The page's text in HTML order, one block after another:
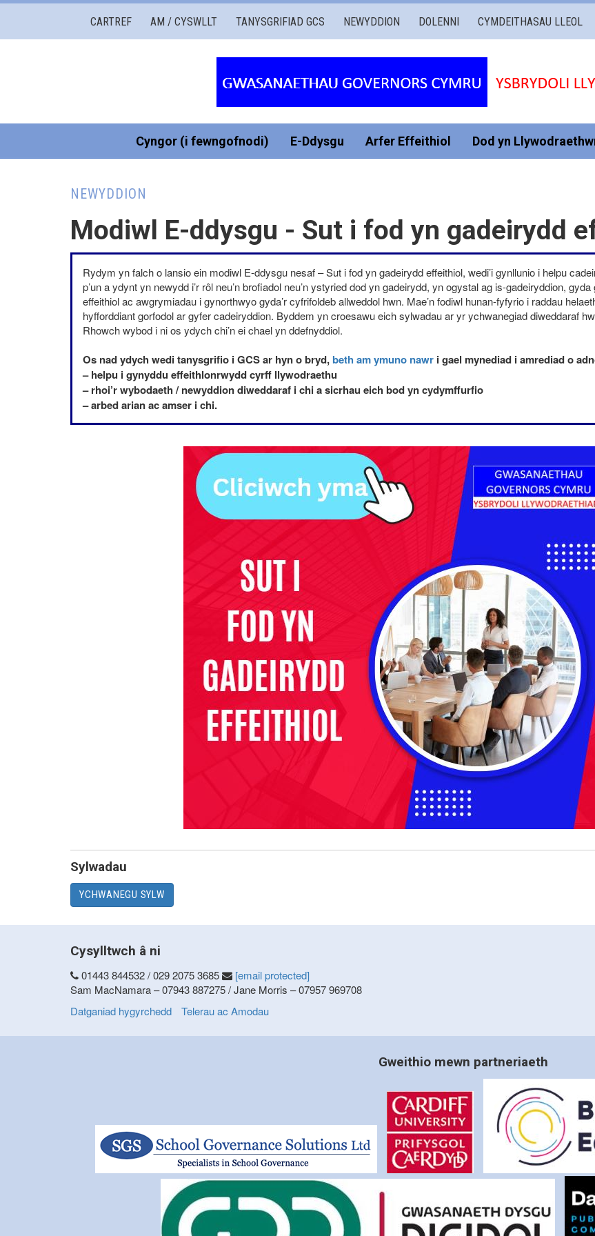
Gwasanaethau
Governors
CARTREF AM / CYSWLLT TANYSGRIFIAD GCS NEWYDDION DOLENNI CYMDEITHASAU LLEOL
Cyngor (i fewngofnodi) E-Ddysgu Arfer Effeithiol Dod yn
NEWYDDION
Modiwl E-ddysgu - Sut i fod yn gadeirydd
Rydym yn falch o lansio ein modiwl E-ddysgu nesaf – Sut i fod yn gadeirydd effeithiol, wedi’i gynllunio i helpu
p’un a ydynt yn newydd i’r rôl neu’n brofiadol neu’n ystyried dod yn gadeirydd, yn ogystal ag is-gadeiryddion,
effeithiol ac awgrymiadau i gynorthwyo gyda’r cyfrifoldeb allweddol hwn. Mae’n fodiwl hunan-fyfyrio i raddau
hyfforddiant gorfodol ar gyfer cadeiryddion. Byddem yn croesawu eich sylwadau ar yr ychwanegiad diweddaraf
Rhowch wybod i ni os ydych chi’n ei chael yn ddefnyddiol.
Os nad ydych wedi tanysgrifio iGCSar hyn o bryd,beth am ymuno nawr i gael mynediad i amrediad o
– helpu i gynyddu effeithlonrwydd cyrff llywodraethu
– rhoi’r wybodaeth / newyddion diweddaraf i chi a sicrhau eich bod yn cydymffurfio
– arbed arian ac amser i chi.
Sylwadau
YCHWANEGU SYLW
Cysylltwch â ni
01443 844532 / 029 2075 3685
[email protected]
Sam MacNamara – 07943 887275 / Jane Morris – 07957 969708
Datganiad hygyrchedd
Telerau ac Amodau
Gweithio mewn partneriaeth